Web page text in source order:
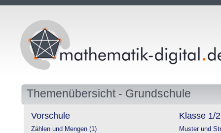
Themenübersicht - Grundschule
Vorschule
Zählen und Mengen (1)
Klasse 1/2
Muster und